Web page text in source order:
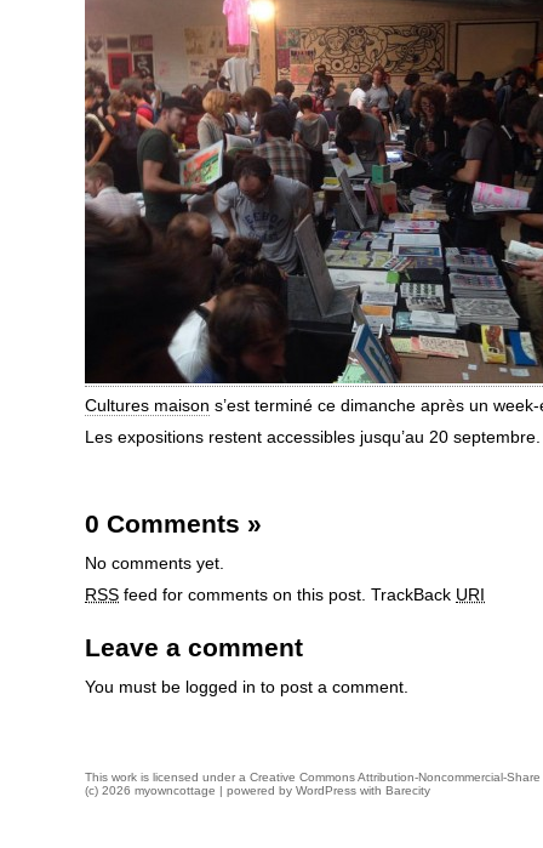
Cultures maison s’est terminé ce dimanche après un
Les expositions restent accessibles jusqu’au 20 septembre.
0 Comments »
No comments yet.
RSS feed for comments on this post. TrackBack URI
Leave a comment
You must be logged in to post a comment.
This work is licensed under a Creative Commons Attribution-Noncommercial-
(c) 2026 myowncottage | powered by WordPress with Barecity